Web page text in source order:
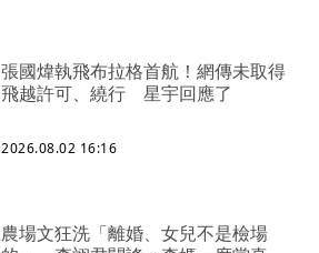
張國煒執飛布拉格首航！網傳未取得
飛越許可、繞行 星宇回應了
2026.08.02 16:16
農場文狂洗「離婚、女兒不是檢場